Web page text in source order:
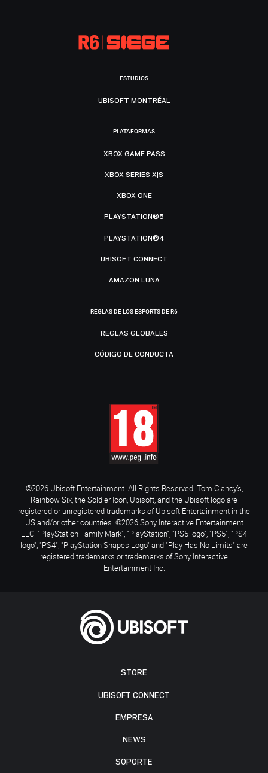
STORE
UBISOFT CONNECT
EMPRESA
NEWS
SOPORTE
ESTUDIOS
UBISOFT MONTRÉAL
PLATAFORMAS
XBOX GAME PASS
XBOX SERIES X|S
XBOX ONE
PLAYSTATION®5
PLAYSTATION®4
UBISOFT CONNECT
AMAZON LUNA
REGLAS DE LOS ESPORTS DE R6
REGLAS GLOBALES
CÓDIGO DE CONDUCTA
©2026 Ubisoft Entertainment. All Rights Reserved. Tom Clancy’s,
Rainbow Six, the Soldier Icon, Ubisoft, and the Ubisoft logo are
registered or unregistered trademarks of Ubisoft Entertainment in the
US and/or other countries. ©2026 Sony Interactive Entertainment
LLC. "PlayStation Family Mark", "PlayStation", "PS5 logo", "PS5", "PS4
logo", "PS4", "PlayStation Shapes Logo" and "Play Has No Limits" are
registered trademarks or trademarks of Sony Interactive
Entertainment Inc.